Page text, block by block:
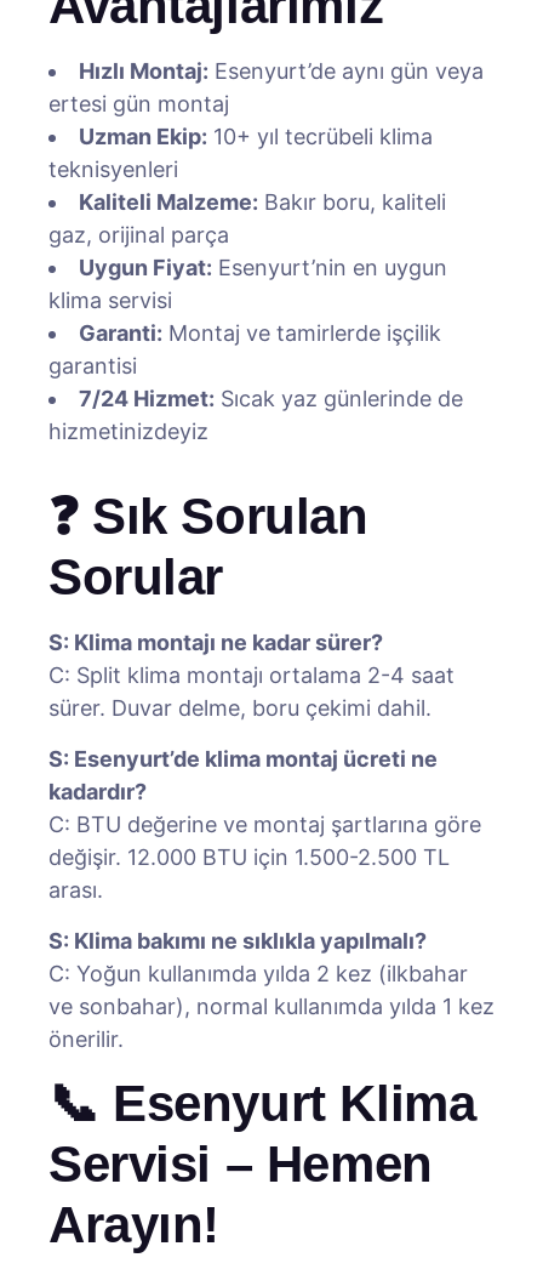
Hızlı Montaj: Esenyurt’de aynı gün veya
ertesi gün montaj
Uzman Ekip: 10+ yıl tecrübeli klima
teknisyenleri
Kaliteli Malzeme: Bakır boru, kaliteli
gaz, orijinal parça
Uygun Fiyat: Esenyurt’nin en uygun
klima servisi
Garanti: Montaj ve tamirlerde işçilik
garantisi
7/24 Hizmet: Sıcak yaz günlerinde de
hizmetinizdeyiz
❓ Sık Sorulan
Sorular
S: Klima montajı ne kadar sürer?
C: Split klima montajı ortalama 2-4 saat
sürer. Duvar delme, boru çekimi dahil.
S: Esenyurt’de klima montaj ücreti ne
kadardır?
C: BTU değerine ve montaj şartlarına göre
değişir. 12.000 BTU için 1.500-2.500 TL
arası.
S: Klima bakımı ne sıklıkla yapılmalı?
C: Yoğun kullanımda yılda 2 kez (ilkbahar
ve sonbahar), normal kullanımda yılda 1 kez
önerilir.
📞 Esenyurt Klima
Servisi – Hemen
Arayın!